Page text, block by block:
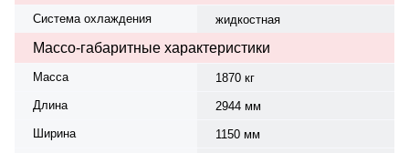
Система охлаждения жидкостная
Массо-габаритные характеристики
Масса
1870 кг
Длина
2944 мм
Ширина
1150 мм